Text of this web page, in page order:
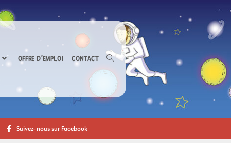
OFFRE D’EMPLOI CONTACT
Suivez-nous sur Facebook